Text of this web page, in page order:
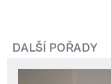
DALŠÍ POŘADY